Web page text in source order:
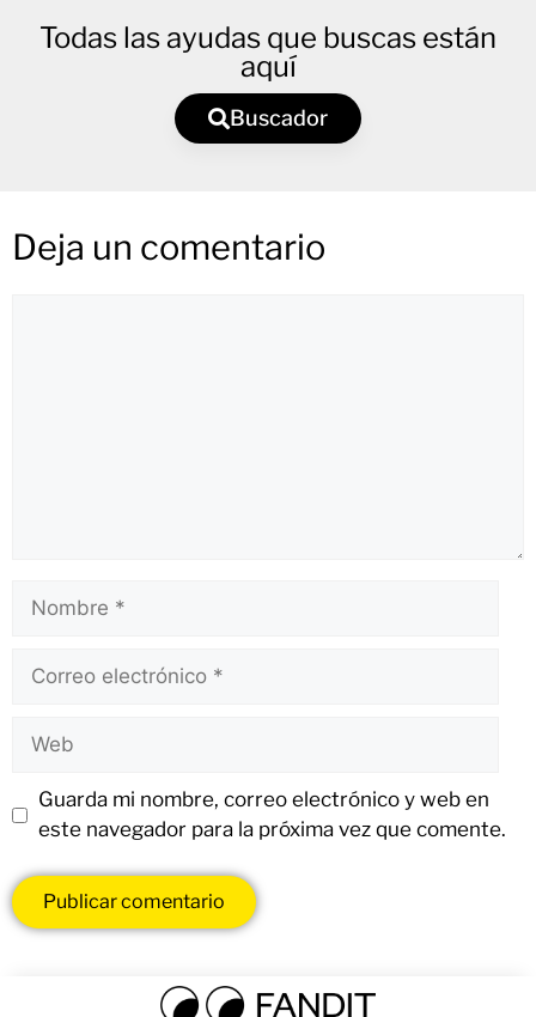
Todas las ayudas que buscas están
aquí
Buscador
Deja un comentario
Guarda mi nombre, correo electrónico y web en
este navegador para la próxima vez que comente.